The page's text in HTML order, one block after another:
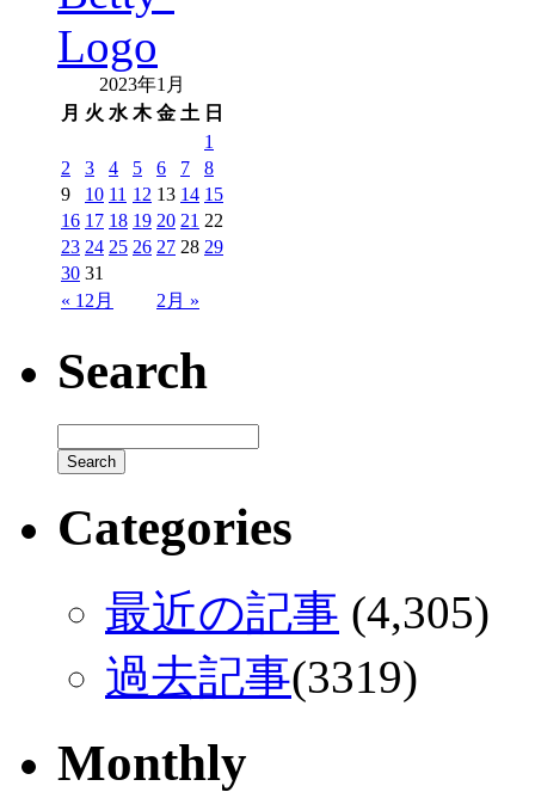
2023年1月
月 火 水 木 金 土 日
« 12月 2月 »
1
2
3 4 5 6 7
8
9
10 11 12 13 14 15
16 17 18 19 20 21 22
23 24 25 26 27 28 29
30 31
Search
Categories
最近の記事 (4,305)
過去記事(3319)
Monthly